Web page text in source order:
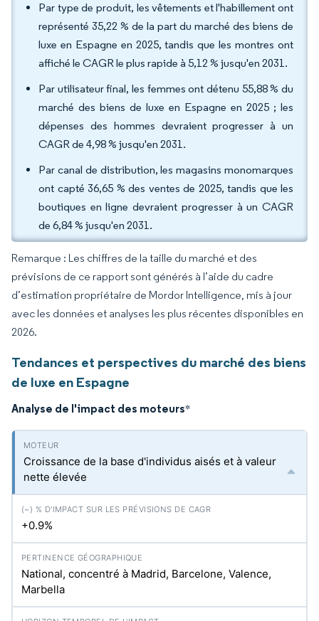
Par type de produit, les vêtements et l'habillement ont
représenté 35,22 % de la part du marché des biens de
luxe en Espagne en 2025, tandis que les montres ont
affiché le CAGR le plus rapide à 5,12 % jusqu'en 2031.
Par utilisateur final, les femmes ont détenu 55,88 % du
marché des biens de luxe en Espagne en 2025 ; les
dépenses des hommes devraient progresser à un
CAGR de 4,98 % jusqu'en 2031.
Par canal de distribution, les magasins monomarques
ont capté 36,65 % des ventes de 2025, tandis que les
boutiques en ligne devraient progresser à un CAGR
de 6,84 % jusqu'en 2031.
Remarque : Les chiffres de la taille du marché et des
prévisions de ce rapport sont générés à l’aide du cadre
d’estimation propriétaire de Mordor Intelligence, mis à jour
avec les données et analyses les plus récentes disponibles en
2026.
Tendances et perspectives du marché des biens
de luxe en Espagne
Analyse de l'impact des moteurs*
Croissance de la base d'individus aisés et à valeur
nette élevée
+0.9%
National, concentré à Madrid, Barcelone, Valence,
Marbella